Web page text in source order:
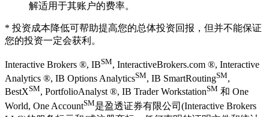
解适用于其账户的费率。
* 投资成本降低可帮助提高您的总体投资回报，但并不能保证
您的投资一定会获利。
Interactive Brokers ®, IBSM, InteractiveBrokers.com ®, Interactive
Analytics ®, IB Options AnalyticsSM, IB SmartRoutingSM,
BestXSM, PortfolioAnalyst ®, IB Trader WorkstationSM 和 One
World, One AccountSM是盈透证券有限公司(Interactive Brokers